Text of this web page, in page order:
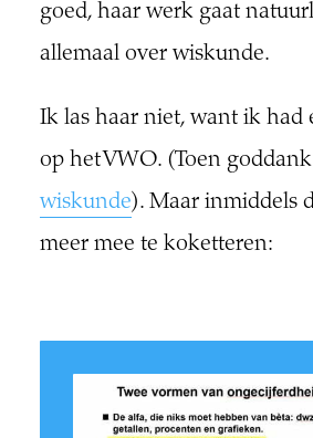
goed, haar werk gaat
allemaal over wiskunde.
Ik las haar niet, want ik had
op het VWO. (Toen
wiskunde). Maar inmiddels
meer mee te koketteren: